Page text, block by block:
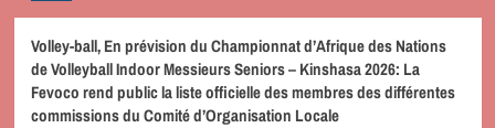
Volley-ball, En prévision du Championnat d’Afrique des Nations
de Volleyball Indoor Messieurs Seniors – Kinshasa 2026: La
Fevoco rend public la liste officielle des membres des différentes
commissions du Comité d’Organisation Locale